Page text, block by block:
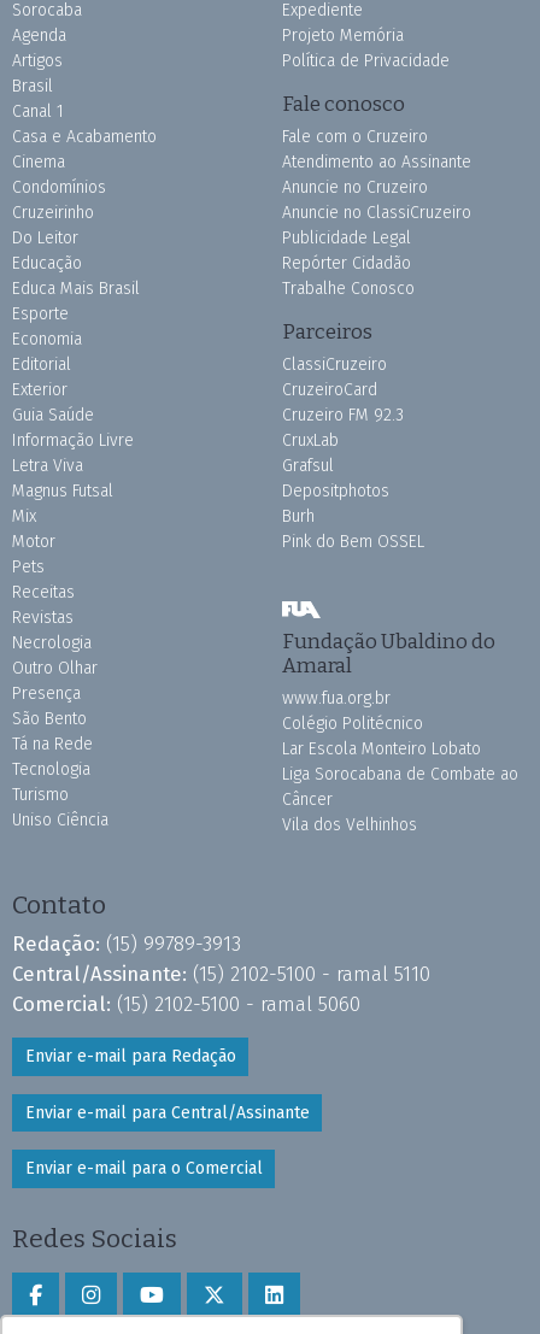
Sorocaba
Agenda
Artigos
Brasil
Canal 1
Casa e Acabamento
Cinema
Condomínios
Cruzeirinho
Do Leitor
Educação
Educa Mais Brasil
Esporte
Economia
Editorial
Exterior
Guia Saúde
Informação Livre
Letra Viva
Magnus Futsal
Mix
Motor
Pets
Receitas
Revistas
Necrologia
Outro Olhar
Presença
São Bento
Tá na Rede
Tecnologia
Turismo
Uniso Ciência
Expediente
Projeto Memória
Política de Privacidade
Fale conosco
Fale com o Cruzeiro
Atendimento ao Assinante
Anuncie no Cruzeiro
Anuncie no ClassiCruzeiro
Publicidade Legal
Repórter Cidadão
Trabalhe Conosco
Parceiros
ClassiCruzeiro
CruzeiroCard
Cruzeiro FM 92.3
CruxLab
Grafsul
Depositphotos
Burh
Pink do Bem OSSEL
Fundação Ubaldino do
Amaral
www.fua.org.br
Colégio Politécnico
Lar Escola Monteiro Lobato
Liga Sorocabana de Combate ao
Câncer
Vila dos Velhinhos
Contato
Redação: (15) 99789-3913
Central/Assinante: (15) 2102-5100 - ramal 5110
Comercial: (15) 2102-5100 - ramal 5060
Enviar e-mail para Redação
Enviar e-mail para Central/Assinante
Enviar e-mail para o Comercial
Redes Sociais